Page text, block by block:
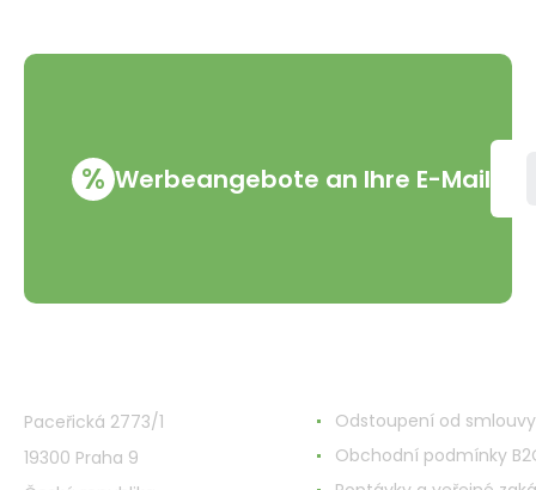
% Werbeangebote an Ihre E-Mail
Paceřická 2773/1
19300 Praha 9
Odstoupení od smlouvy
Obchodní podmínky